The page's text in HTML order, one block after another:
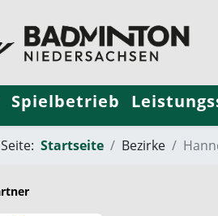
Spielbetrieb
Startseite Bezirke